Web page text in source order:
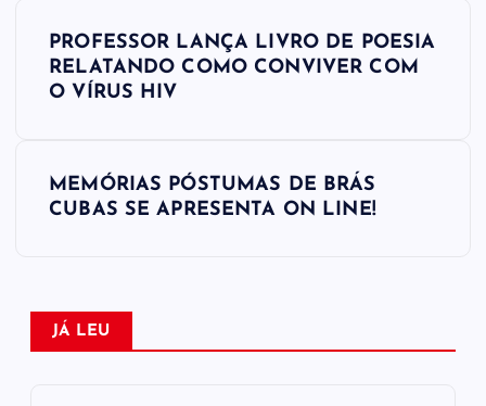
N
ç
PROFESSOR LANÇA LIVRO DE POESIA
RELATANDO COMO CONVIVER COM
O VÍRUS HIV
MEMÓRIAS PÓSTUMAS DE BRÁS
CUBAS SE APRESENTA ON LINE!
JÁ LEU